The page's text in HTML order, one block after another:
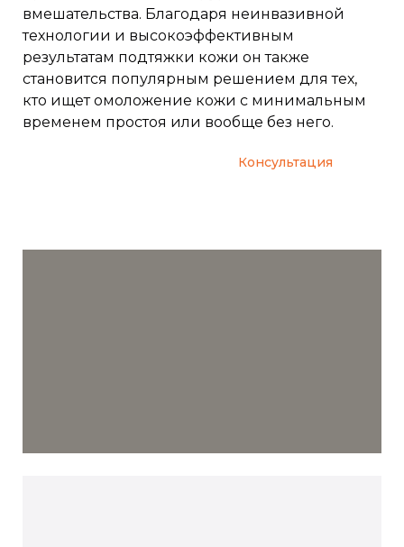
вмешательства. Благодаря неинвазивной
технологии и высокоэффективным
результатам подтяжки кожи он также
становится популярным решением для тех,
кто ищет омоложение кожи с минимальным
временем простоя или вообще без него.
Консультация